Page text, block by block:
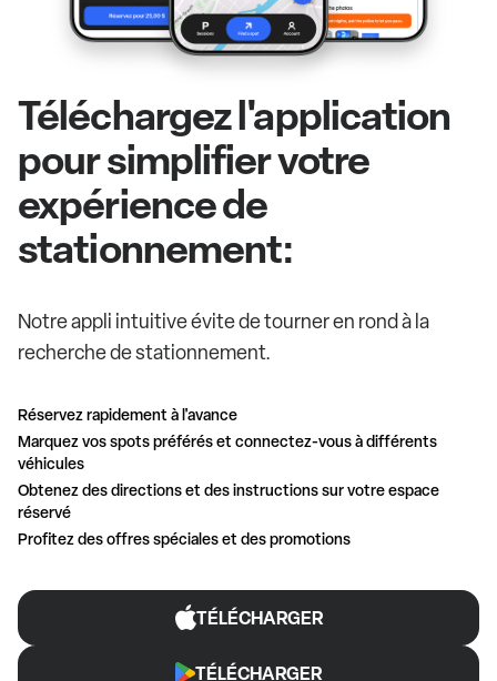
Téléchargez l'application
pour simplifier votre
expérience de
stationnement:
Notre appli intuitive évite de tourner en rond à la
recherche de stationnement.
Réservez rapidement à l'avance
Marquez vos spots préférés et connectez-vous à différents
véhicules
Obtenez des directions et des instructions sur votre espace
réservé
Profitez des offres spéciales et des promotions
TÉLÉCHARGER
TÉLÉCHARGER